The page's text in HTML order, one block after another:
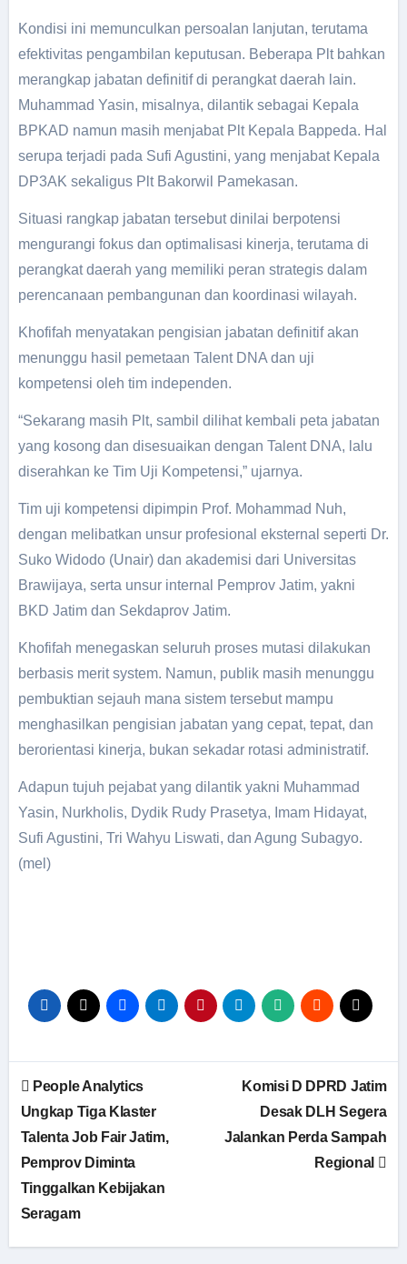
Kondisi ini memunculkan persoalan lanjutan, terutama
efektivitas pengambilan keputusan. Beberapa Plt bahkan
merangkap jabatan definitif di perangkat daerah lain.
Muhammad Yasin, misalnya, dilantik sebagai Kepala
BPKAD namun masih menjabat Plt Kepala Bappeda. Hal
serupa terjadi pada Sufi Agustini, yang menjabat Kepala
DP3AK sekaligus Plt Bakorwil Pamekasan.
Situasi rangkap jabatan tersebut dinilai berpotensi
mengurangi fokus dan optimalisasi kinerja, terutama di
perangkat daerah yang memiliki peran strategis dalam
perencanaan pembangunan dan koordinasi wilayah.
Khofifah menyatakan pengisian jabatan definitif akan
menunggu hasil pemetaan Talent DNA dan uji
kompetensi oleh tim independen.
“Sekarang masih Plt, sambil dilihat kembali peta jabatan
yang kosong dan disesuaikan dengan Talent DNA, lalu
diserahkan ke Tim Uji Kompetensi,” ujarnya.
Tim uji kompetensi dipimpin Prof. Mohammad Nuh,
dengan melibatkan unsur profesional eksternal seperti Dr.
Suko Widodo (Unair) dan akademisi dari Universitas
Brawijaya, serta unsur internal Pemprov Jatim, yakni
BKD Jatim dan Sekdaprov Jatim.
Khofifah menegaskan seluruh proses mutasi dilakukan
berbasis merit system. Namun, publik masih menunggu
pembuktian sejauh mana sistem tersebut mampu
menghasilkan pengisian jabatan yang cepat, tepat, dan
berorientasi kinerja, bukan sekadar rotasi administratif.
Adapun tujuh pejabat yang dilantik yakni Muhammad
Yasin, Nurkholis, Dydik Rudy Prasetya, Imam Hidayat,
Sufi Agustini, Tri Wahyu Liswati, dan Agung Subagyo.
(mel)
People Analytics
Ungkap Tiga Klaster
Talenta Job Fair Jatim,
Pemprov Diminta
Tinggalkan Kebijakan
Seragam
Komisi D DPRD Jatim
Desak DLH Segera
Jalankan Perda Sampah
Regional